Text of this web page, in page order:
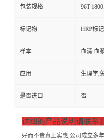
包装规格 96T
标记物 HRP标
样本 血清 血
应用 生理学,
是否进口 否
详细的产品说明请联系
好而不贵真正实惠,公司成立多